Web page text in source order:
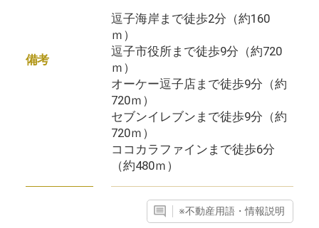
備考
逗子海岸まで徒歩2分（約160
ｍ）
逗子市役所まで徒歩9分（約720
ｍ）
オーケー逗子店まで徒歩9分（約
720ｍ）
セブンイレブンまで徒歩9分（約
720ｍ）
ココカラファインまで徒歩6分
（約480ｍ）
※不動産用語・情報説明